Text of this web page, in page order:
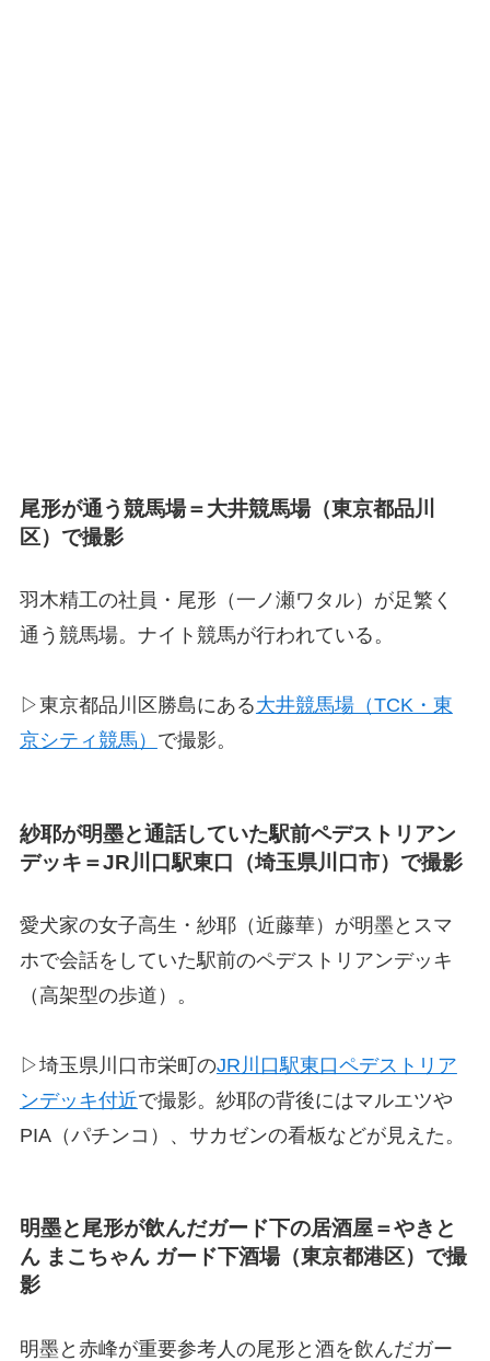
尾形が通う競馬場＝大井競馬場（東京都品川
区）で撮影
羽木精工の社員・尾形（一ノ瀬ワタル）が足繁く
通う競馬場。ナイト競馬が行われている。
▷東京都品川区勝島にある大井競馬場（TCK・東
京シティ競馬） で撮影。
紗耶が明墨と通話していた駅前ペデストリアン
デッキ＝JR川口駅東口（埼玉県川口市）で撮影
愛犬家の女子高生・紗耶（近藤華）が明墨とスマ
ホで会話をしていた駅前のペデストリアンデッキ
（高架型の歩道）。
▷埼玉県川口市栄町のJR川口駅東口ペデストリア
ンデッキ付近で撮影。紗耶の背後にはマルエツや
PIA（パチンコ）、サカゼンの看板などが見えた。
明墨と尾形が飲んだガード下の居酒屋＝やきと
ん まこちゃん ガード下酒場（東京都港区）で撮
影
明墨と赤峰が重要参考人の尾形と酒を飲んだガー